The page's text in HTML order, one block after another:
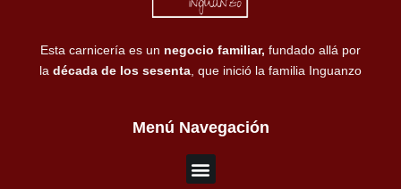
Esta carnicería es un negocio familiar, fundado allá por
la década de los sesenta , que inició la familia Inguanzo
Menú Navegación